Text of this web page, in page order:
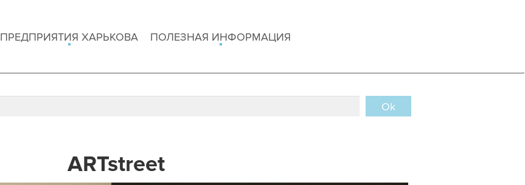
ПРЕДПРИЯТИЯ ХАРЬКОВА ПОЛЕЗНАЯ ИНФОРМАЦИЯ
Ok
ARTstreet